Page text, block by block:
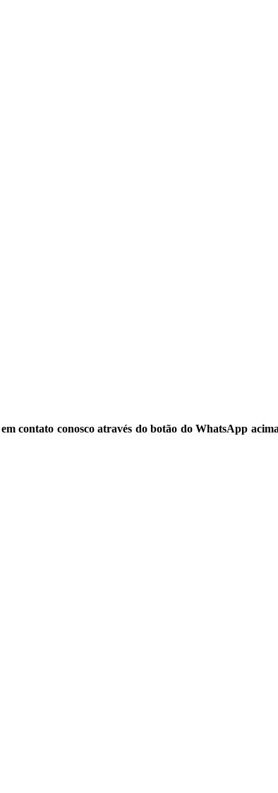
contato conosco através do botão do WhatsApp